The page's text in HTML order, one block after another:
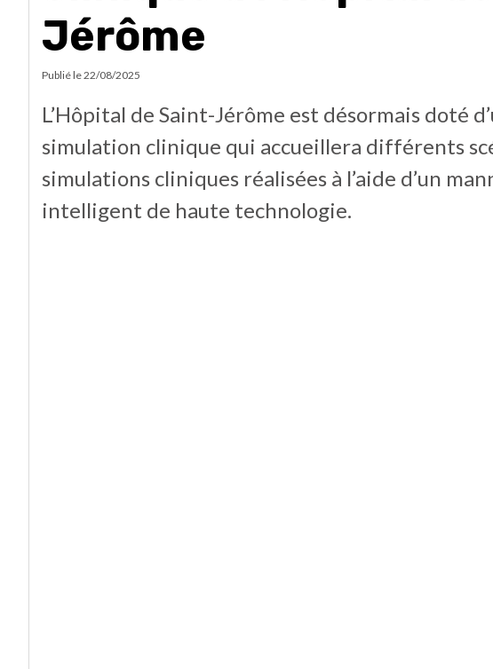
Jérôme
Publié le22/08/2025
L’Hôpital de Saint-Jérôme est désormais doté
simulation clinique qui accueillera différents
simulations cliniques réalisées à l’aide d’un
intelligent de haute technologie.